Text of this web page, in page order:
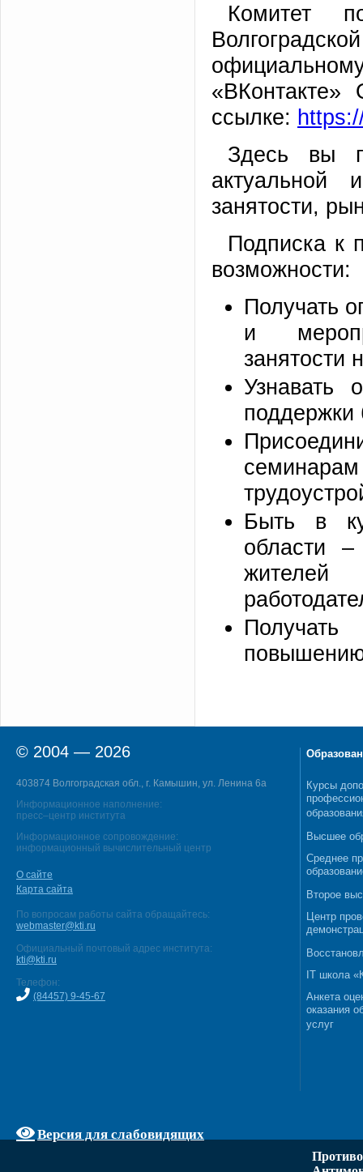
Комитет
«ВКонтакте»
ссылке:
Здесь вы
актуальной
занятости,
Подписка к
возможности:
Получать
и
занятости
Узнавать
поддержки
Быть в
области –
© 2004 — 2026
403874 Волгоградская обл., г. Камышин, ул. Ленина 6а
Информационное наполнение:
пресс–центр института
Информационное сопровождение:
информационный вычислительный центр
О сайте
Карта сайта
По вопросам работы сайта обращайтесь:
webmaster@kti.ru
Официальный почтовый адрес института:
kti@kti.ru
Телефон:
(84457) 9-45-67
Версия для слабовидящих
Курсы
Высшее
Среднее
Второе
Центр
IT школа
Анкета
оказания
услуг